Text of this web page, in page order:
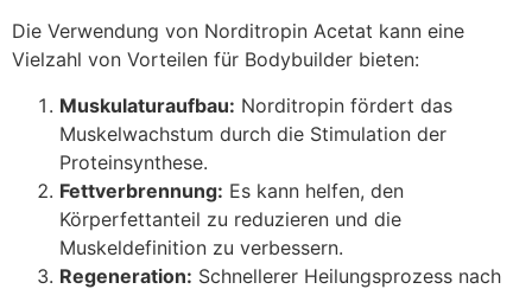
Die Verwendung von Norditropin Acetat kann eine
Vielzahl von Vorteilen für Bodybuilder bieten:
Muskulaturaufbau: Norditropin fördert das
Muskelwachstum durch die Stimulation der
Proteinsynthese.
Fettverbrennung: Es kann helfen, den
Körperfettanteil zu reduzieren und die
Muskeldefinition zu verbessern.
Regeneration: Schnellerer Heilungsprozess nach